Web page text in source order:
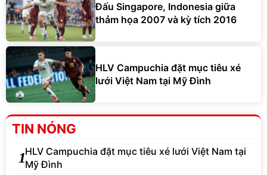
Đấu Singapore, Indonesia giữa
thảm họa 2007 và kỳ tích 2016
HLV Campuchia đặt mục tiêu xé
lưới Việt Nam tại Mỹ Đình
TIN NÓNG
1HLV Campuchia đặt mục tiêu xé lưới Việt Nam tại
Mỹ Đình